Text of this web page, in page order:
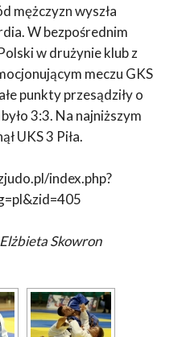
mężczyzn wyszła
W bezpośrednim
w drużynie klub z
meczu GKS
punkty przesądziły o
3:3. Na najniższym
UKS 3 Piła.
index.php?
Skowron